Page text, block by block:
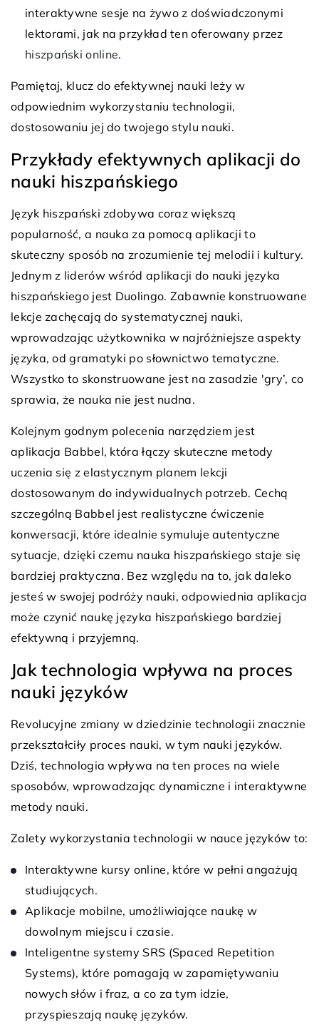
interaktywne sesje na żywo z doświadczonymi
lektorami, jak na przykład ten oferowany przez
hiszpański online.
Pamiętaj, klucz do efektywnej nauki leży w
odpowiednim wykorzystaniu technologii,
dostosowaniu jej do twojego stylu nauki.
Przykłady efektywnych aplikacji do
nauki hiszpańskiego
Język hiszpański zdobywa coraz większą
popularność, a nauka za pomocą aplikacji to
skuteczny sposób na zrozumienie tej melodii i kultury.
Jednym z liderów wśród aplikacji do nauki języka
hiszpańskiego jest Duolingo. Zabawnie konstruowane
lekcje zachęcają do systematycznej nauki,
wprowadzając użytkownika w najróżniejsze aspekty
języka, od gramatyki po słownictwo tematyczne.
Wszystko to skonstruowane jest na zasadzie 'gry’, co
sprawia, że nauka nie jest nudna.
Kolejnym godnym polecenia narzędziem jest
aplikacja Babbel, która łączy skuteczne metody
uczenia się z elastycznym planem lekcji
dostosowanym do indywidualnych potrzeb. Cechą
szczególną Babbel jest realistyczne ćwiczenie
konwersacji, które idealnie symuluje autentyczne
sytuacje, dzięki czemu nauka hiszpańskiego staje się
bardziej praktyczna. Bez względu na to, jak daleko
jesteś w swojej podróży nauki, odpowiednia aplikacja
może czynić naukę języka hiszpańskiego bardziej
efektywną i przyjemną.
Jak technologia wpływa na proces
nauki języków
Revolucyjne zmiany w dziedzinie technologii znacznie
przekształciły proces nauki, w tym nauki języków.
Dziś, technologia wpływa na ten proces na wiele
sposobów, wprowadzając dynamiczne i interaktywne
metody nauki.
Zalety wykorzystania technologii w nauce języków to:
Interaktywne kursy online, które w pełni angażują
studiujących.
Aplikacje mobilne, umożliwiające naukę w
dowolnym miejscu i czasie.
Inteligentne systemy SRS (Spaced Repetition
Systems), które pomagają w zapamiętywaniu
nowych słów i fraz, a co za tym idzie,
przyspieszają naukę języków.